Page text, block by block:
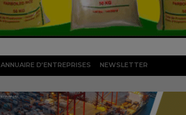
ANNUAIRE D’ENTREPRISES NEWSLETTER